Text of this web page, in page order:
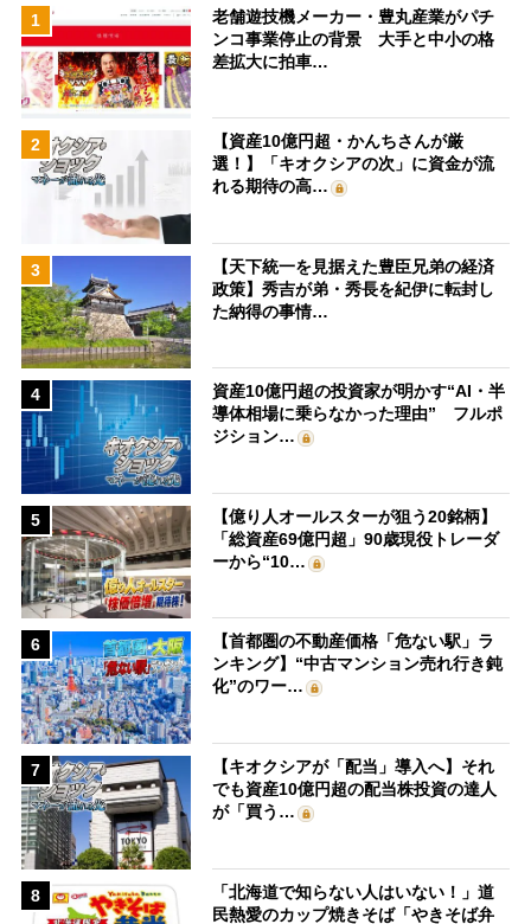
1
老舗遊技機メーカー・豊丸産業がパチ
ンコ事業停止の背景 大手と中小の格
差拡大に拍車…
2
【資産10億円超・かんちさんが厳
選！】「キオクシアの次」に資金が流
れる期待の高…
3
【天下統一を見据えた豊臣兄弟の経済
政策】秀吉が弟・秀長を紀伊に転封し
た納得の事情…
4
資産10億円超の投資家が明かす“AI・半
導体相場に乗らなかった理由” フルポ
ジション…
5
【億り人オールスターが狙う20銘柄】
「総資産69億円超」90歳現役トレーダ
ーから“10…
6
【首都圏の不動産価格「危ない駅」ラ
ンキング】“中古マンション売れ行き鈍
化”のワー…
7
【キオクシアが「配当」導入へ】それ
でも資産10億円超の配当株投資の達人
が「買う…
8
「北海道で知らない人はいない！」道
民熱愛のカップ焼きそば「やきそば弁